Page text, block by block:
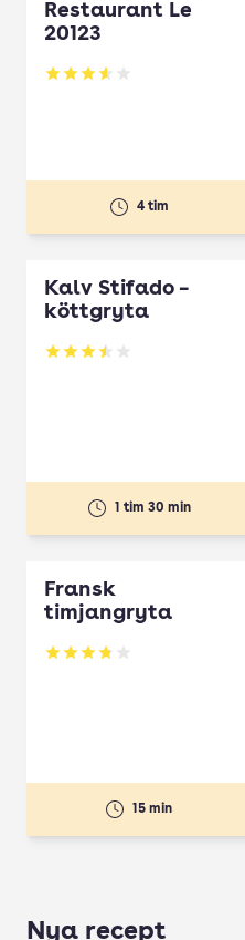
Restaurant Le
20123
Betyg: 3.56 av 5
4 tim
Kalv Stifado –
köttgryta
Betyg: 3.51 av 5
1 tim 30 min
Fransk
timjangryta
Betyg: 3.81 av 5
15 min
Nya recept